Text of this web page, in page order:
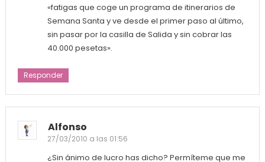
«fatigas que coge un programa de itinerarios de
Semana Santa y ve desde el primer paso al último,
sin pasar por la casilla de Salida y sin cobrar las
40.000 pesetas».
Responder
Alfonso
27/03/2010 a las 01:56
¿Sin ánimo de lucro has dicho? Permíteme que me